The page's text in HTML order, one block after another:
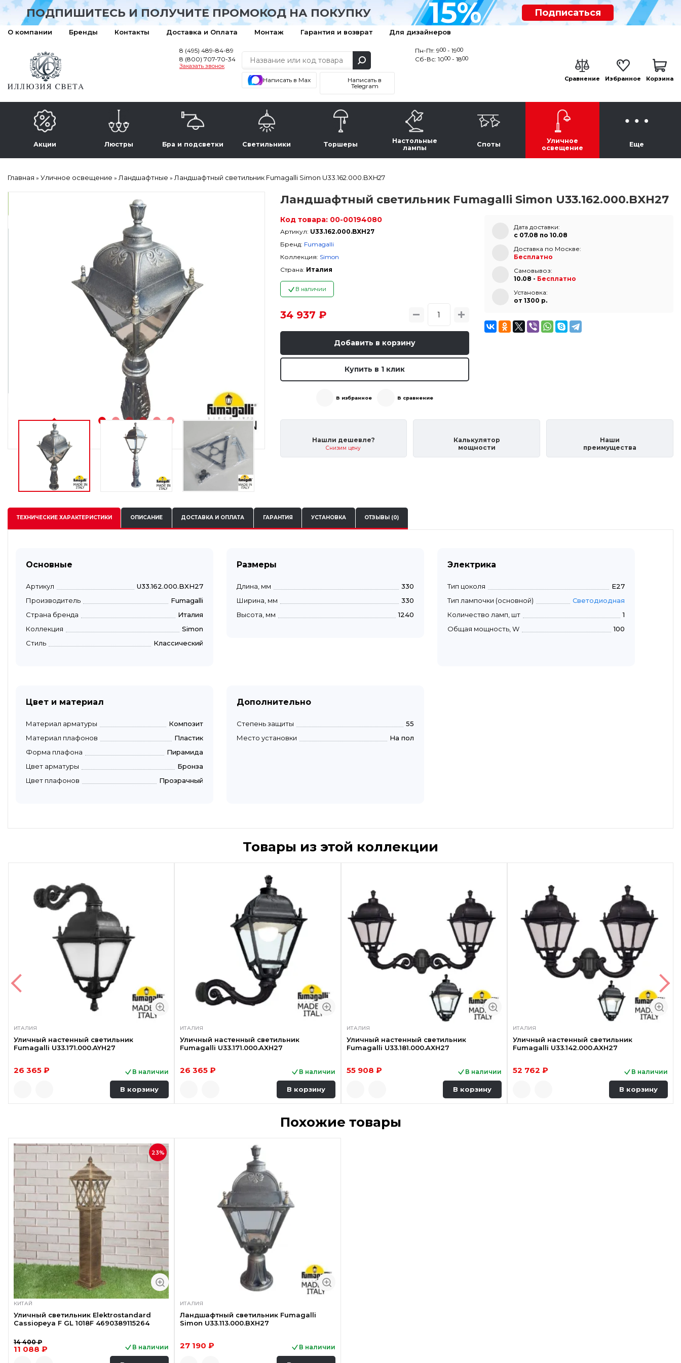
ПОДПИШИТЕСЬ И ПОЛУЧИТЕ ПРОМОКОД НА ПОКУПКУ 15% Подписаться
О компании Бренды Контакты Доставка и Оплата Монтаж Гарантия и возврат Для дизайнеров
8 (495) 489-84-89
8 (800) 707-70-34
Заказать звонок
Написать в Max
Написать в
Telegram
Пн-Пт: 900 - 1900
Сб-Вс: 1000 - 1800
Сравнение Избранное Корзина
Акции Люстры Бра и подсветки Светильники Торшеры
Настольные
лампы
Споты
Уличное
освещение
Еще
Главная » Уличное освещение »Ландшафтные »Ландшафтный светильник Fumagalli Simon U33.162.000.BXH27
Ландшафтный светильник Fumagalli Simon U33.162.000.BXH27
Код товара: 00-00194080
Артикул: U33.162.000.BXH27
Бренд: Fumagalli
Коллекция: Simon
Страна: Италия
В наличии
34 937 ₽
Добавить в корзину
Купить в 1 клик
В избранное В сравнение
Дата доставки:
с 07.08 по 10.08
Доставка по Москве:
Бесплатно
Самовывоз:
10.08 - Бесплатно
Установка:
от 1300 p.
Нашли дешевле?
Снизим цену
Калькулятор
мощности
Наши
преимущества
ТЕХНИЧЕСКИЕХАРАКТЕРИСТИКИ ОПИСАНИЕ ДОСТАВКА И ОПЛАТА ГАРАНТИЯ УСТАНОВКА ОТЗЫВЫ (0)
Основные
Артикул
U33.162.000.BXH27
Производитель
Fumagalli
Страна бренда
Италия
Коллекция
Simon
Стиль
Классический
Размеры
Длина, мм
330
Ширина, мм
330
Высота, мм
1240
Электрика
Тип цоколя
E27
Тип лампочки (основной)
Светодиодная
Количество ламп, шт
1
Общая мощность, W
100
Цвет и материал
Материал арматуры
Композит
Материал плафонов
Пластик
Форма плафона
Пирамида
Цвет арматуры
Бронза
Цвет плафонов
Прозрачный
Дополнительно
Степень защиты
55
Место установки
На пол
Товары из этой коллекции
ИТАЛИЯ
Уличный настенный светильник
Fumagalli U33.171.000.AYH27
26 365 ₽ В наличии
В корзину
ИТАЛИЯ
Уличный настенный светильник
Fumagalli U33.171.000.AXH27
26 365 ₽ В наличии
В корзину
ИТАЛИЯ
Уличный настенный светильник
Fumagalli U33.181.000.AXH27
55 908 ₽ В наличии
В корзину
ИТАЛИЯ
Уличный настенный светильник
Fumagalli U33.142.000.AXH27
52 762 ₽ В наличии
В корзину
Быстрый просмотр Быстрый просмотр
Похожие товары
23%
КИТАЙ
Уличный светильник Elektrostandard
Cassiopeya F GL 1018F 4690389115264
14 400 ₽
11 088 ₽ В наличии
ИТАЛИЯ
Ландшафтный светильник Fumagalli
Simon U33.113.000.BXH27
27 190 ₽ В наличии